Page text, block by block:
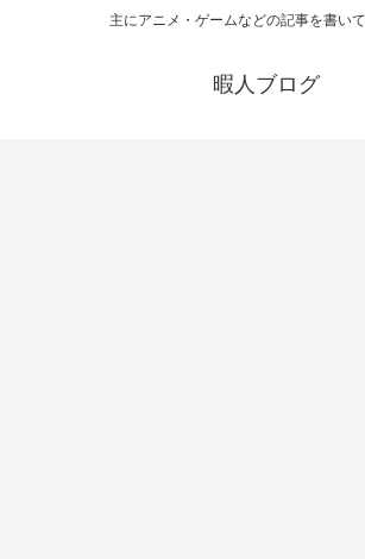
主にアニメ・ゲームなどの記事を書いて
暇人ブログ